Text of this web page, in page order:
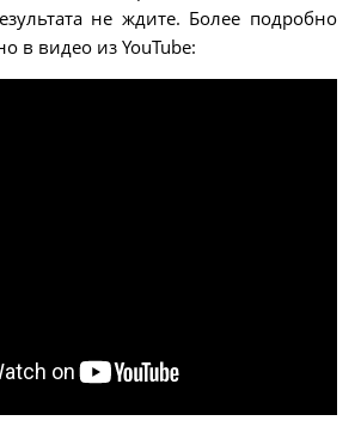
не ждите. Более подробно
в видео из YouTube: